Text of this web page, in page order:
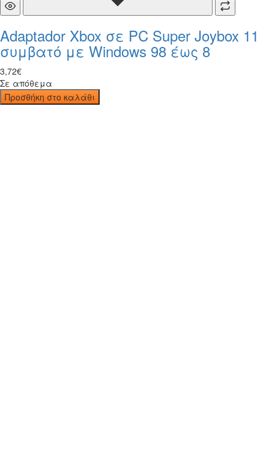
Adaptador Xbox σε PC Super Joybox 11
συμβατό με Windows 98 έως 8
3,72€
Σε απόθεμα
Προσθήκη στο καλάθι